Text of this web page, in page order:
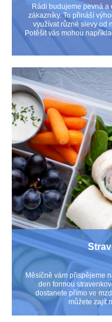
Rádi budujeme pevná a
zákazníky. To přináší
využívat různé slevy od
Potěšit vás mohou
Měsíčně vám přispějeme
den formou
dostanete přímo ve
můžete zajít